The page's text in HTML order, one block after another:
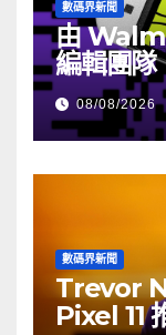
數碼界新聞
由
編輯團隊
08/08/2026
數碼界新聞
Trevor
Pixel 11